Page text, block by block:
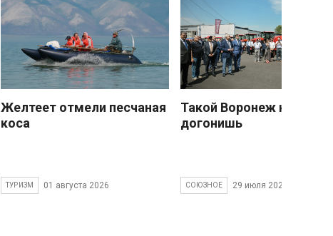
Желтеет отмели песчаная
коса
ТУРИЗМ 01 августа 2026
Такой Воронеж не
догонишь
СОЮЗНОЕ 29 июля 2026